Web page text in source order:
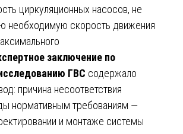
циркуляционных насосов, не
необходимую скорость движения
заключение по
ГВС содержало
причина несоответствия
нормативным требованиям —
и монтаже системы